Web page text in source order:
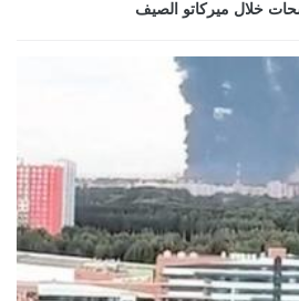
خلال ميركاتو الصيف